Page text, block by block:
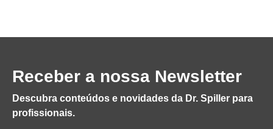
Receber a nossa Newsletter
Descubra conteúdos e novidades da Dr. Spiller para
profissionais.